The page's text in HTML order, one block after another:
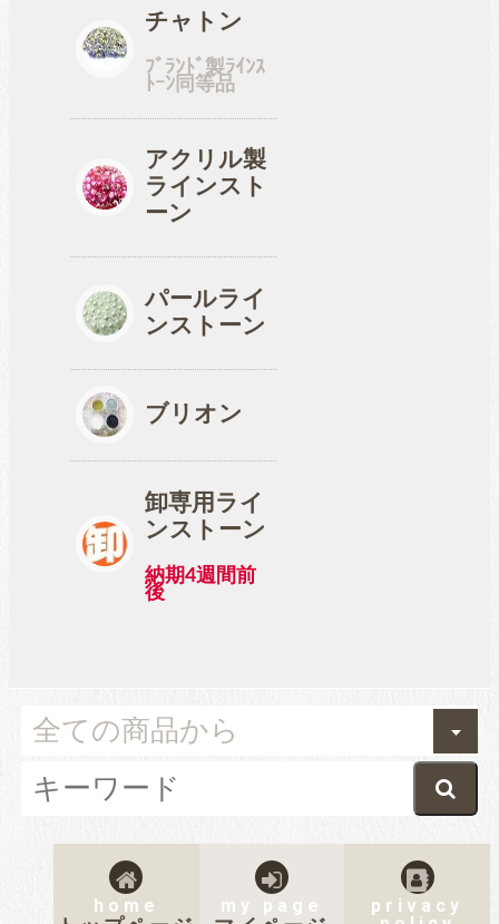
便利品
収納ケース
チャトン
ﾌﾞﾗﾝﾄﾞ製ﾗｲﾝｽ
ﾄｰﾝ同等品
アクリル製
ラインスト
ーン
パールライ
ンストーン
ブリオン
卸専用ライ
ンストーン
納期4週間前
後
home my page
privacy